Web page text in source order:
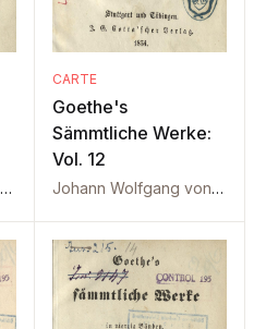
Johann Wolfgang von Goethe
CARTE
Goethe's
Sämmtliche Werke:
Vol. 12
Johann Wolfgang von Goethe